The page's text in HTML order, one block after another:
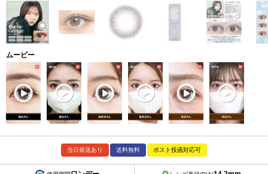
ムービー
当日発送あり 送料無料 ポスト投函対応可